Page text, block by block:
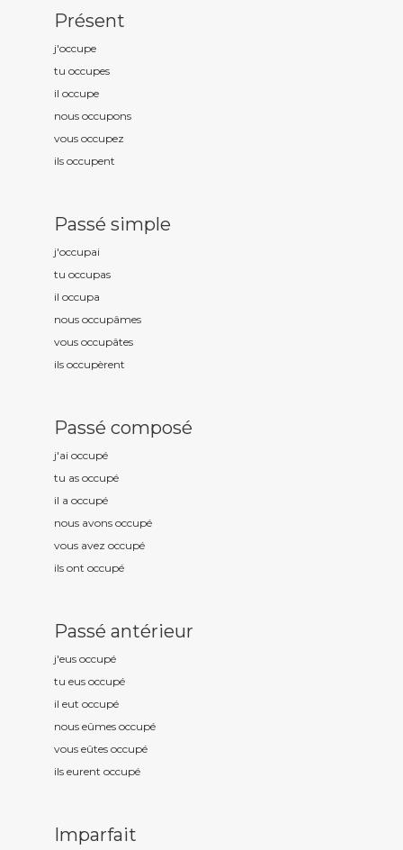
Présent
j'occupe
tu occupes
il occupe
nous occupons
vous occupez
ils occupent
Passé simple
j'occupai
tu occupas
il occupa
nous occupâmes
vous occupâtes
ils occupèrent
Passé composé
j'ai occupé
tu as occupé
il a occupé
nous avons occupé
vous avez occupé
ils ont occupé
Passé antérieur
j'eus occupé
tu eus occupé
il eut occupé
nous eûmes occupé
vous eûtes occupé
ils eurent occupé
Imparfait